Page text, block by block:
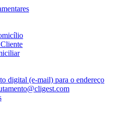
digital (e-mail) para o endereço